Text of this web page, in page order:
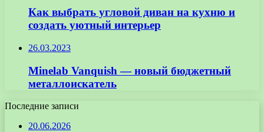
Как выбрать угловой диван на кухню и
создать уютный интерьер
26.03.2023
Minelab Vanquish — новый бюджетный
металлоискатель
Последние записи
20.06.2026